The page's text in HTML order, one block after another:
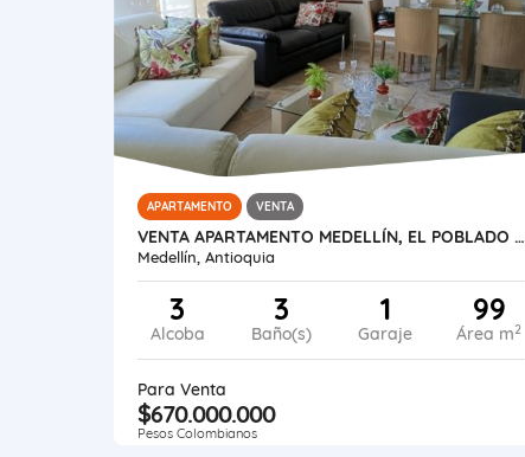
APARTAMENTO VENTA
VENTA APARTAMENTO MEDELLÍN, EL POBLADO SANTA MARÍA DE LOS ÁNGELES
Medellín, Antioquia
3
Alcoba
3
Baño(s)
1
Garaje
99
Área m2
Para Venta
$670.000.000
Pesos Colombianos